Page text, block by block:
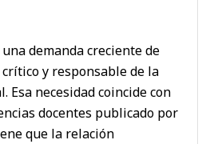
demanda creciente de
y responsable de la
necesidad coincide con
docentes publicado por
que la relación